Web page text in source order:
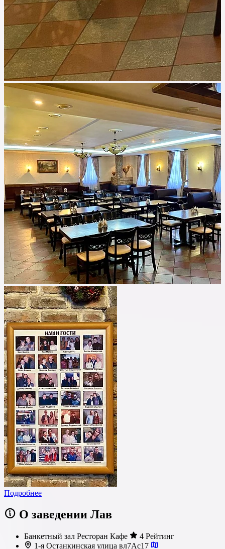
Подробнее
О заведении Лав
Банкетный зал Ресторан Кафе
4 Рейтинг
1-я Останкинская улица вл7Ас17